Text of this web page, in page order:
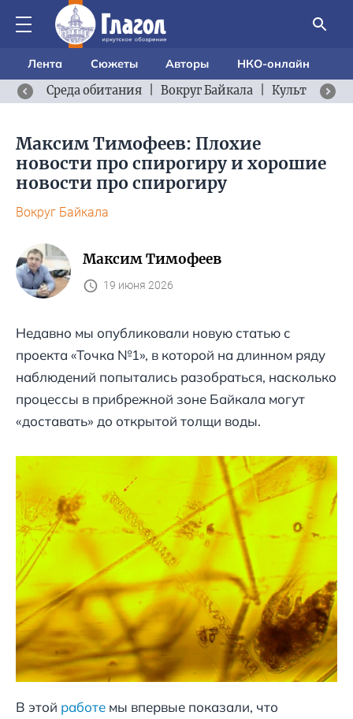
Лента Сюжеты Авторы
НКО-онлайн
Среда обитания
Вокруг Байкала Культурный
Максим Тимофеев: Плохие
новости про спирогиру и хорошие
новости про спирогиру
Вокруг Байкала
Максим Тимофеев
19 июня 2026
Недавно мы опубликовали новую статью с
проекта «Точка №1», в которой на длинном ряду
наблюдений попытались разобраться, насколько
процессы в прибрежной зоне Байкала могут
«доставать» до открытой толщи воды.
В этой работе мы впервые показали, что